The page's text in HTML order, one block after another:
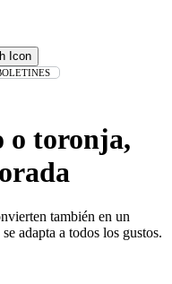
o toronja,
también en un
adapta a todos los gustos.